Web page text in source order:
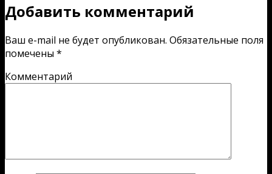
Добавить комментарий
Ваш e-mail не будет опубликован. Обязательные поля
помечены *
Комментарий